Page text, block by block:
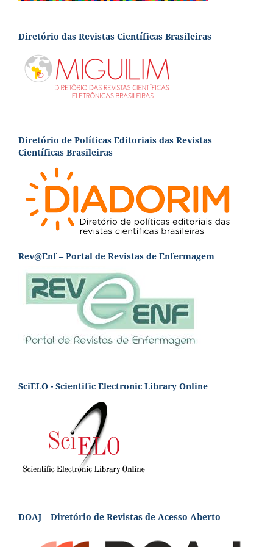
Diretório das Revistas Científicas Brasileiras
Diretório de Políticas Editoriais das Revistas
Científicas Brasileiras
Rev@Enf – Portal de Revistas de Enfermagem
SciELO - Scientific Electronic Library Online
DOAJ – Diretório de Revistas de Acesso Aberto